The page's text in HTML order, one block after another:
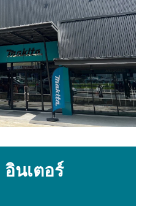
อินเตอร์